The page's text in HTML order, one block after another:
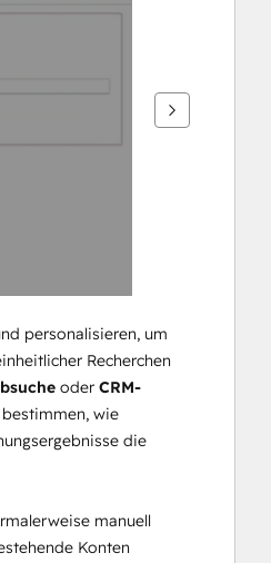
personalisieren, um
Recherchen
oder CRM-
wie
die
manuell
Konten